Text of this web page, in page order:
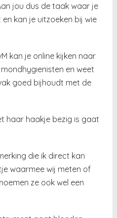
jou dus de taak waar je
kan je uitzoeken bij wie
kan je online kijken naar
en weet
goed bijhoudt met de
haar haakje bezig is gaat
die ik direct kan
waarmee wij meten of
ze ook wel een